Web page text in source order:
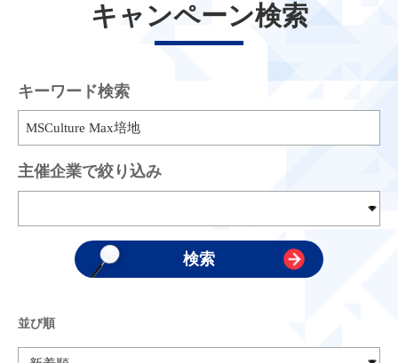
キャンペーン検索
キーワード検索
主催企業で絞り込み
並び順